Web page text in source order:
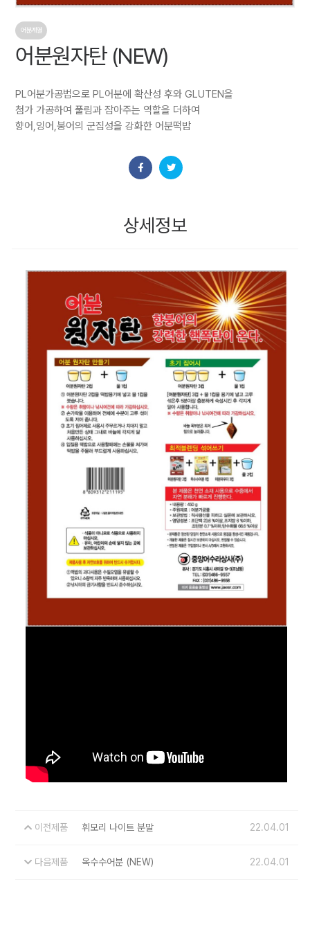
어분계열
어분원자탄 (NEW)
PL어분가공법으로 PL어분에 확산성 후와 GLUTEN을
첨가 가공하여 풀림과 잡아주는 역할을 더하여
향어,잉어,붕어의 군집성을 강화한 어분떡밥
상세정보
이전제품 휘모리 나이트 분말 22.04.01
다음제품 옥수수어분 (NEW) 22.04.01